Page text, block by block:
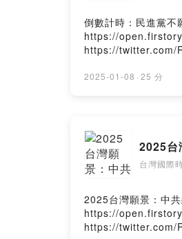
倒數計時：民進黨
https://
https://twitter.com/
2025-01-08 · 25 分
2025台
台灣國際
2025台灣願景：中
https://
https://twitter.com/